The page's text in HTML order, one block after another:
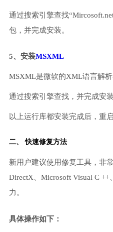
通过搜索引擎查找
包，并完成安装。
5、安装MSXML
MSXML是微软的XML语言解
通过搜索引擎查找，并完成安装
以上运行库都安装完成后，重
二、 快速修复方法
新用户建议使用修复工具，非
DirectX、Microsoft Visual C
力。
具体操作如下：